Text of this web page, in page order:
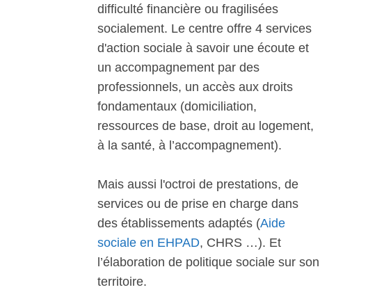
difficulté financière ou fragilisées
socialement. Le centre offre 4 services
d'action sociale à savoir une écoute et
un accompagnement par des
professionnels, un accès aux droits
fondamentaux (domiciliation,
ressources de base, droit au logement,
à la santé, à l’accompagnement).
Mais aussi l'octroi de prestations, de
services ou de prise en charge dans
des établissements adaptés (Aide
sociale en EHPAD, CHRS …). Et
l’élaboration de politique sociale sur son
territoire.